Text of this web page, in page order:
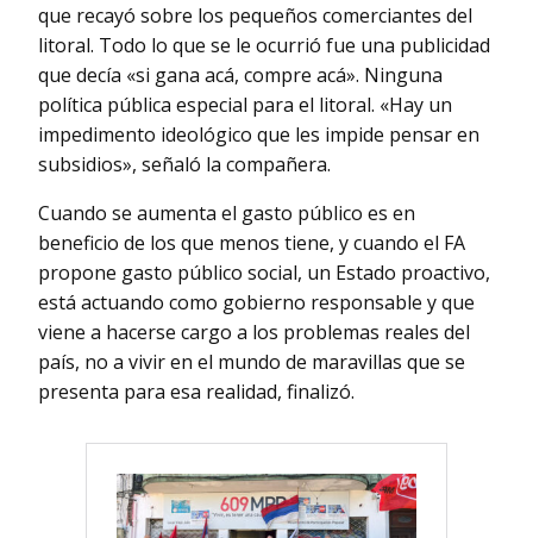
que recayó sobre los pequeños comerciantes del
litoral. Todo lo que se le ocurrió fue una publicidad
que decía «si gana acá, compre acá». Ninguna
política pública especial para el litoral. «Hay un
impedimento ideológico que les impide pensar en
subsidios», señaló la compañera.
Cuando se aumenta el gasto público es en
beneficio de los que menos tiene, y cuando el FA
propone gasto público social, un Estado proactivo,
está actuando como gobierno responsable y que
viene a hacerse cargo a los problemas reales del
país, no a vivir en el mundo de maravillas que se
presenta para esa realidad, finalizó.